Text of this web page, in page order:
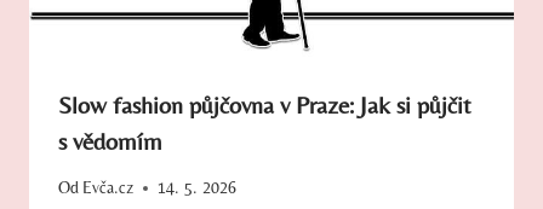
Slow fashion půjčovna v Praze: Jak si půjčit
s vědomím
Od Evča.cz 14. 5. 2026